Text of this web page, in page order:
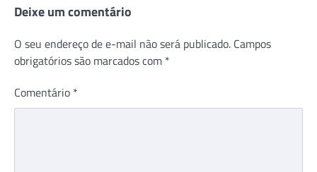
Deixe um comentário
O seu endereço de e-mail não será publicado. Campos
obrigatórios são marcados com *
Comentário *